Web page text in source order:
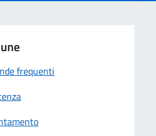
frequenti